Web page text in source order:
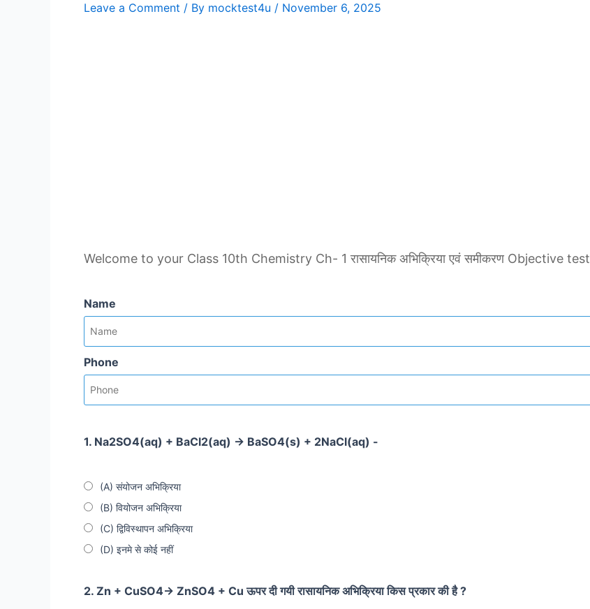
Leave a Comment / By mocktest4u / November 6, 2025
Welcome to your Class 10th Chemistry Ch- 1 रासायनिक अभिक्रिया एवं समीकरण Objective test
Name
Phone
1. Na2SO4(aq) + BaCl2(aq) → BaSO4(s) + 2NaCl(aq) -
(A) संयोजन अभिक्रिया
(B) वियोजन अभिक्रिया
(C) द्विविस्थापन अभिक्रिया
(D) इनमे से कोई नहीं
2. Zn + CuSO4→ ZnSO4 + Cu ऊपर दी गयी रासायनिक अभिक्रिया किस प्रकार की है ?